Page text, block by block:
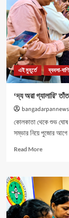
মহোৎসব
উদযাপন
এই মুহূর্তে ব্যবসা-
‘দ্য অরা গ্যালারি’
bangadarpannews
কোলকাতা থেকে শুভ ঘোষ
সম্ভার নিয়ে পুজোর
Read MoreRead
‘দ্য
গ্যালারি’
তাঁত,খাদি
সহ